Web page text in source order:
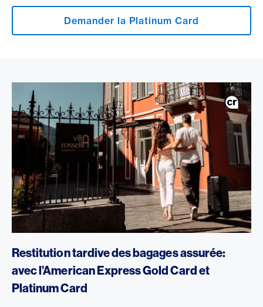
Demander la Platinum Card
Restitution tardive des bagages assurée:
avec l’American Express Gold Card et
Platinum Card